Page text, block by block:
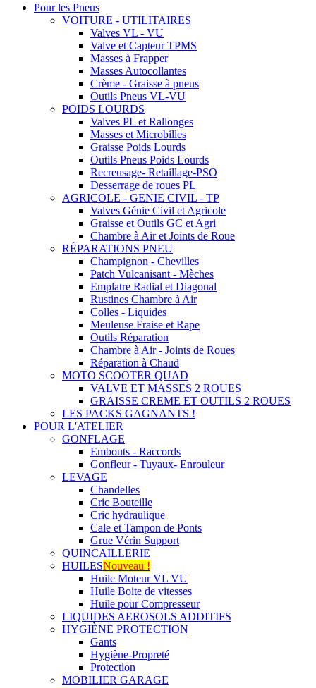
Pour les Pneus
VOITURE - UTILITAIRES
Valves VL - VU
Valve et Capteur TPMS
Masses à Frapper
Masses Autocollantes
Crème - Graisse à pneus
Outils Pneus VL-VU
POIDS LOURDS
Valves PL et Rallonges
Masses et Microbilles
Graisse Poids Lourds
Outils Pneus Poids Lourds
Recreusage- Retaillage-PSO
Desserrage de roues PL
AGRICOLE - GENIE CIVIL - TP
Valves Génie Civil et Agricole
Graisse et Outils GC et Agri
Chambre à Air et Joints de Roue
RÉPARATIONS PNEU
Champignon - Chevilles
Patch Vulcanisant - Mèches
Emplatre Radial et Diagonal
Rustines Chambre à Air
Colles - Liquides
Meuleuse Fraise et Rape
Outils Réparation
Chambre à Air - Joints de Roues
Réparation à Chaud
MOTO SCOOTER QUAD
VALVE ET MASSES 2 ROUES
GRAISSE CREME ET OUTILS 2 ROUES
LES PACKS GAGNANTS !
POUR L'ATELIER
GONFLAGE
Embouts - Raccords
Gonfleur - Tuyaux- Enrouleur
LEVAGE
Chandelles
Cric Bouteille
Cric hydraulique
Cale et Tampon de Ponts
Grue Vérin Support
QUINCAILLERIE
HUILESNouveau !
Huile Moteur VL VU
Huile Boite de vitesses
Huile pour Compresseur
LIQUIDES AEROSOLS ADDITIFS
HYGIÈNE PROTECTION
Gants
Hygiène-Propreté
Protection
MOBILIER GARAGE